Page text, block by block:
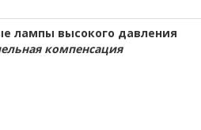
лампы высокого давления
компенсация